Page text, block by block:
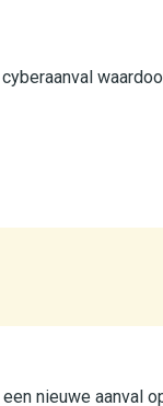
nieuwe aanval